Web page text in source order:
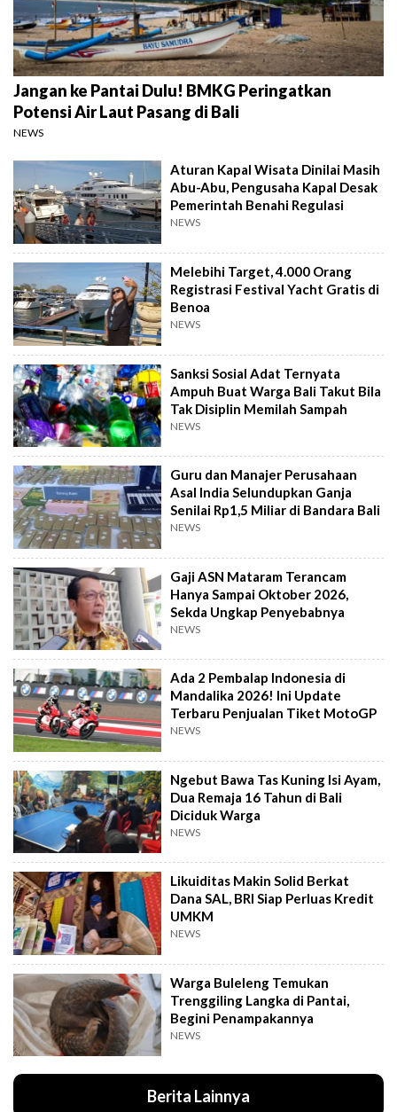
Jangan ke Pantai Dulu! BMKG Peringatkan
Potensi Air Laut Pasang di Bali
NEWS
Aturan Kapal Wisata Dinilai Masih
Abu-Abu, Pengusaha Kapal Desak
Pemerintah Benahi Regulasi
NEWS
Melebihi Target, 4.000 Orang
Registrasi Festival Yacht Gratis di
Benoa
NEWS
Sanksi Sosial Adat Ternyata
Ampuh Buat Warga Bali Takut Bila
Tak Disiplin Memilah Sampah
NEWS
Guru dan Manajer Perusahaan
Asal India Selundupkan Ganja
Senilai Rp1,5 Miliar di Bandara Bali
NEWS
Gaji ASN Mataram Terancam
Hanya Sampai Oktober 2026,
Sekda Ungkap Penyebabnya
NEWS
Ada 2 Pembalap Indonesia di
Mandalika 2026! Ini Update
Terbaru Penjualan Tiket MotoGP
NEWS
Ngebut Bawa Tas Kuning Isi Ayam,
Dua Remaja 16 Tahun di Bali
Diciduk Warga
NEWS
Likuiditas Makin Solid Berkat
Dana SAL, BRI Siap Perluas Kredit
UMKM
NEWS
Warga Buleleng Temukan
Trenggiling Langka di Pantai,
Begini Penampakannya
NEWS
Berita Lainnya